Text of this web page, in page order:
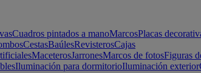
Cuadros pintados a manoMarcosPlacas
CestasBaúlesRevisterosCajas
MaceterosJarronesMarcos de fotosFiguras
Iluminación para dormitorioIluminación exterior